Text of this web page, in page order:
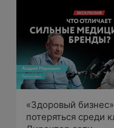
Введение
Показания для
Хроническая
Бруксизм;
«Здоровый
потеряться среди